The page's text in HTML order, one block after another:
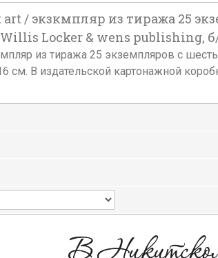
art / экзкмпляр из тиража 25
Locker & wens publishing,
из тиража 25 экземпляров с
см. В издательской картонажной